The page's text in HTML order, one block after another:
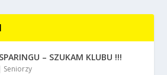
– SZUKAM KLUBU !!!
Seniorzy